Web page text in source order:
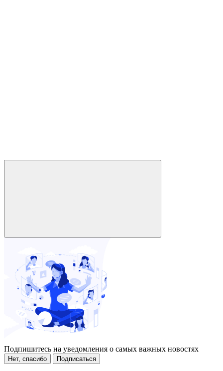
Подпишитесь на уведомления о самых важных новостях
Нет, спасибо Подписаться